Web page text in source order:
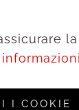
la
I COOKIE